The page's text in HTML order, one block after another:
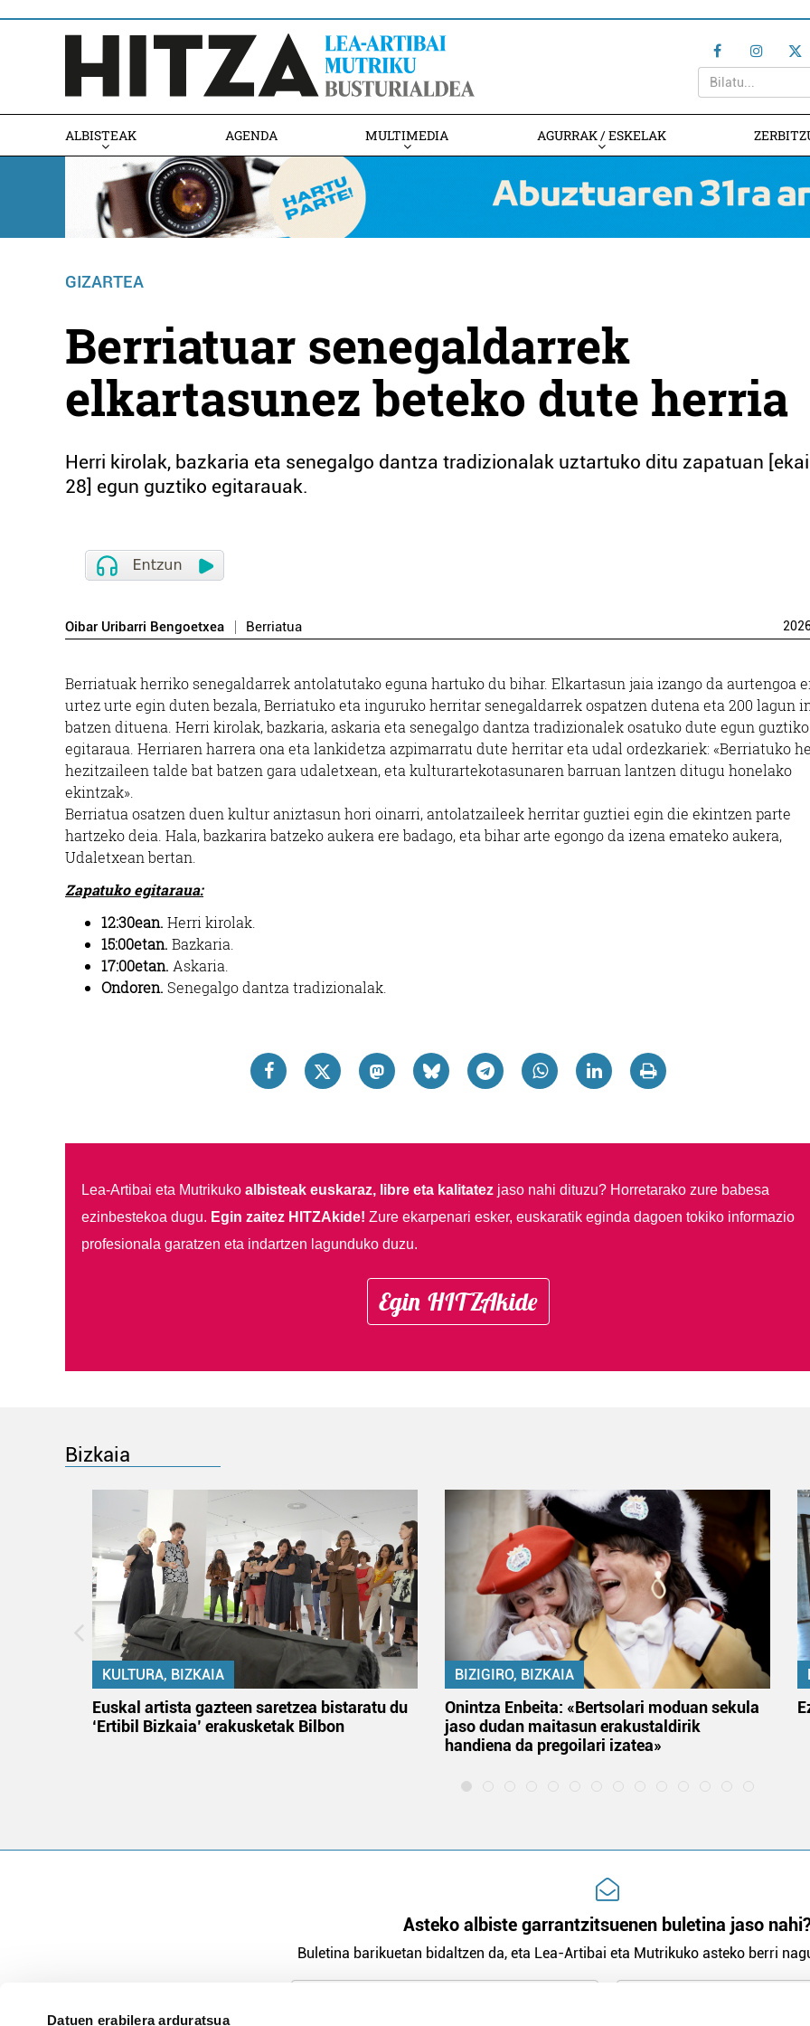
Datuen erabilera arduratsua
ALBISTEAK AGENDA MULTIMEDIA AGURRAK / ESKELAK
GIZARTEA
Berriatuar senegaldarrek
elkartasunez beteko dute herria
Herri kirolak, bazkaria eta senegalgo dantza tradizionalak uztartuko ditu zapatuan
28] egun guztiko egitarauak.
Oibar Uribarri Bengoetxea Berriatua
Berriatuak herriko senegaldarrek antolatutako eguna hartuko du bihar. Elkartasun jaia izango da aurtengoa
urtez urte egin duten bezala, Berriatuko eta inguruko herritar senegaldarrek ospatzen dutena eta 200 lagun
batzen dituena. Herri kirolak, bazkaria, askaria eta senegalgo dantza tradizionalek osatuko dute egun guztiko
egitaraua. Herriaren harrera ona eta lankidetza azpimarratu dute herritar eta udal ordezkariek: «Berriatuko
hezitzaileen talde bat batzen gara udaletxean, eta kulturartekotasunaren barruan lantzen ditugu honelako
ekintzak».
Berriatua osatzen duen kultur aniztasun hori oinarri, antolatzaileek herritar guztiei egin die ekintzen parte
hartzeko deia. Hala, bazkarira batzeko aukera ere badago, eta bihar arte egongo da izena emateko aukera,
Udaletxean bertan.
Zapatuko egitaraua:
12:30ean. Herri kirolak.
15:00etan. Bazkaria.
17:00etan. Askaria.
Ondoren. Senegalgo dantza tradizionalak.
Lea-Artibai eta Mutrikuko albisteak euskaraz, libre eta kalitatezjaso nahi dituzu? Horretarako zure babesa
ezinbestekoa dugu. Egin zaitez HITZAkide! Zure ekarpenari esker, euskaratik eginda dagoen tokiko informazio
profesionala garatzen eta indartzen lagunduko duzu.
Egin HITZAkide
Bizkaia
KULTURA, BIZKAIA
Euskal artista gazteen saretzea bistaratu du
‘Ertibil Bizkaia’ erakusketak Bilbon
BIZIGIRO, BIZKAIA
Onintza Enbeita: «Bertsolari moduan sekula
jaso dudan maitasun erakustaldirik
handiena da pregoilari izatea»
Asteko albiste garrantzitsuenen buletina jaso
Buletina barikuetan bidaltzen da, eta Lea-Artibai eta Mutrikuko asteko berri